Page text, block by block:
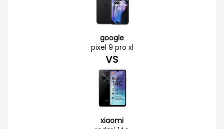
google
pixel 9 pro xl
VS
xiaomi